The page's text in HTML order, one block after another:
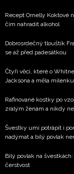
Recept Ornelly Koktové
čím nahradit alkohol
Dobrosrdečný tlouštík
se až před padesátkou
Čtyři věci, které o
Jacksona a měla milenku
Rafinované kostky po
zralým ženám a nikdy
Švestky umí potrápit i
nadýmat a bílý povlak
Bílý povlak na
čerstvost